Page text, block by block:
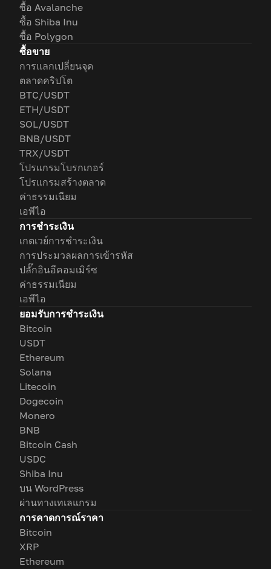
ซื้อ Avalanche
ซื้อ Shiba Inu
ซื้อ Polygon
ซื้อขาย
การแลกเปลี่ยนจุด
ตลาดคริปโต
BTC/USDT
ETH/USDT
SOL/USDT
BNB/USDT
TRX/USDT
โปรแกรมโบรกเกอร์
โปรแกรมสร้างตลาด
ค่าธรรมเนียม
เอพีไอ
การชำระเงิน
เกตเวย์การชำระเงิน
การประมวลผลการเข้ารหัส
ปลั๊กอินอีคอมเมิร์ซ
ค่าธรรมเนียม
เอพีไอ
ยอมรับการชำระเงิน
Bitcoin
USDT
Ethereum
Solana
Litecoin
Dogecoin
Monero
BNB
Bitcoin Cash
USDC
Shiba Inu
บน WordPress
ผ่านทางเทเลแกรม
การคาดการณ์ราคา
Bitcoin
XRP
Ethereum